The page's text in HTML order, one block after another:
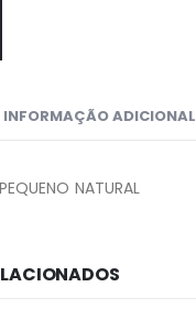
INFORMAÇÃO ADICIONAL
NATURAL